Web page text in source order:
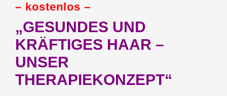
– kostenlos –
„GESUNDES UND
KRÄFTIGES HAAR –
UNSER
THERAPIEKONZEPT“